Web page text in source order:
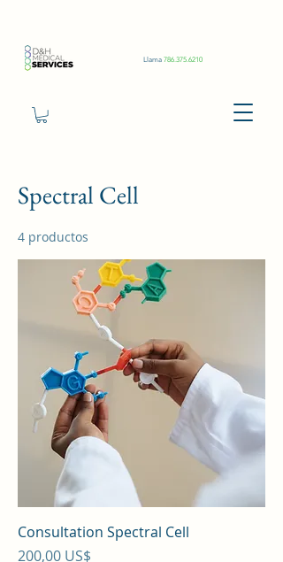
Llama 786.375.6210
Spectral Cell
4 productos
Consultation Spectral Cell
Precio
200,00 US$